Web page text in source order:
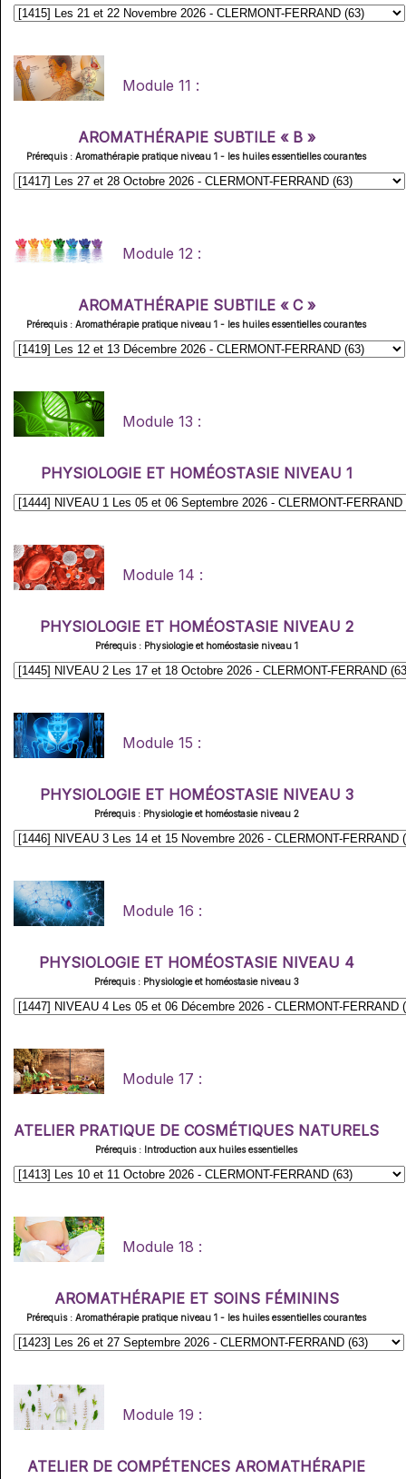
Module 11 :
AROMATHÉRAPIE SUBTILE « B »
Prérequis : Aromathérapie pratique niveau 1 - les huiles essentielles courantes
Module 12 :
AROMATHÉRAPIE SUBTILE « C »
Prérequis : Aromathérapie pratique niveau 1 - les huiles essentielles courantes
Module 13 :
PHYSIOLOGIE ET HOMÉOSTASIE NIVEAU 1
Module 14 :
PHYSIOLOGIE ET HOMÉOSTASIE NIVEAU 2
Prérequis : Physiologie et homéostasie niveau 1
Module 15 :
PHYSIOLOGIE ET HOMÉOSTASIE NIVEAU 3
Prérequis : Physiologie et homéostasie niveau 2
Module 16 :
PHYSIOLOGIE ET HOMÉOSTASIE NIVEAU 4
Prérequis : Physiologie et homéostasie niveau 3
Module 17 :
ATELIER PRATIQUE DE COSMÉTIQUES NATURELS
Prérequis : Introduction aux huiles essentielles
Module 18 :
AROMATHÉRAPIE ET SOINS FÉMININS
Prérequis : Aromathérapie pratique niveau 1 - les huiles essentielles courantes
Module 19 :
ATELIER DE COMPÉTENCES AROMATHÉRAPIE